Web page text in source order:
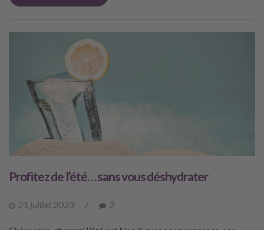
Profitez de l’été… sans vous déshydrater
21 juillet 2023 / 2